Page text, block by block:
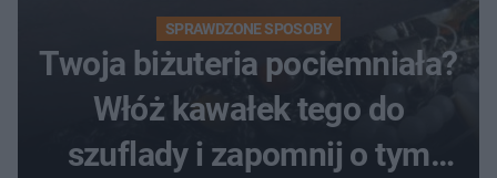
SPRAWDZONE SPOSOBY
Twoja biżuteria pociemniała?
Włóż kawałek tego do
szuflady i zapomnij o tym